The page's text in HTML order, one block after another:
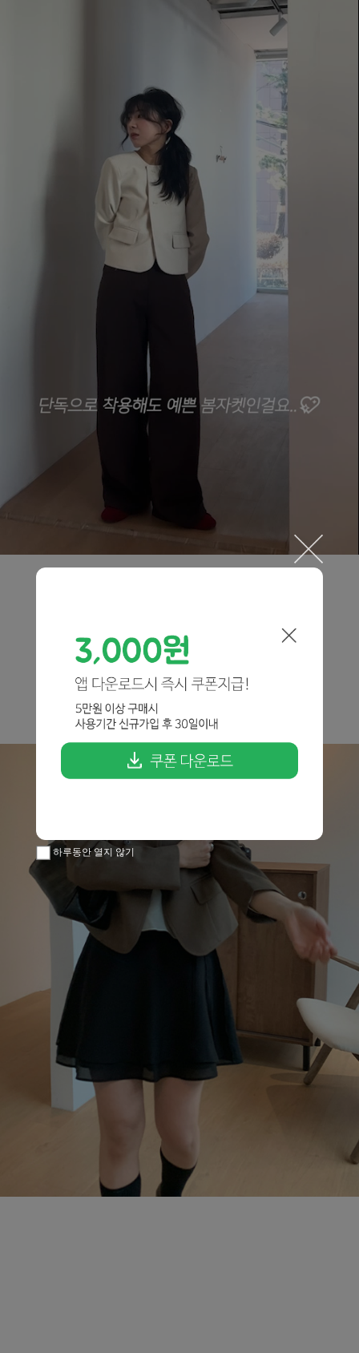
하루동안 열지 않기